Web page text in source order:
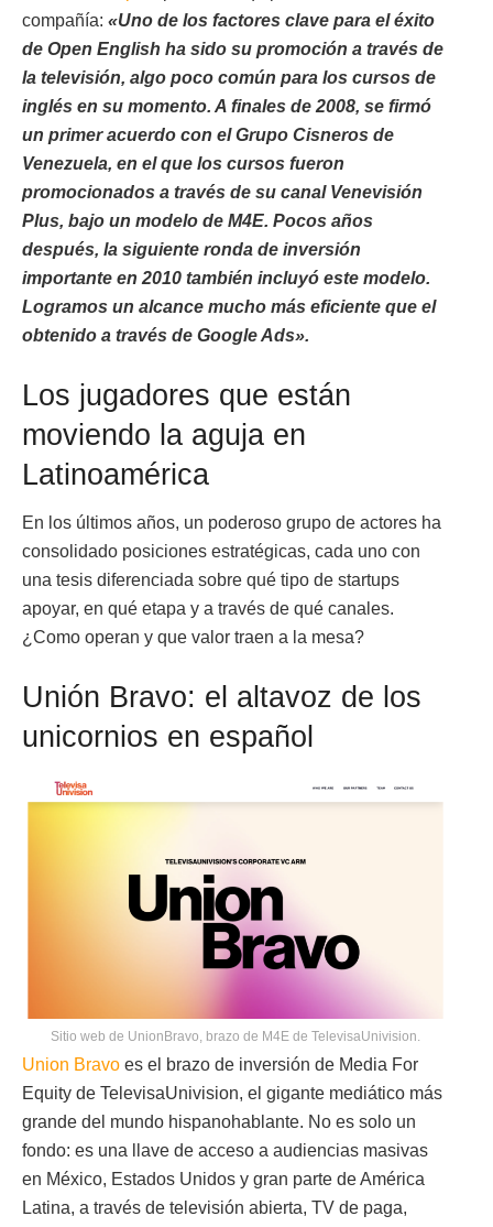
compañía: «Uno de los factores clave para el éxito
de Open English ha sido su promoción a través de
la televisión, algo poco común para los cursos de
inglés en su momento. A finales de 2008, se firmó
un primer acuerdo con el Grupo Cisneros de
Venezuela, en el que los cursos fueron
promocionados a través de su canal Venevisión
Plus, bajo un modelo de M4E. Pocos años
después, la siguiente ronda de inversión
importante en 2010 también incluyó este modelo.
Logramos un alcance mucho más eficiente que el
obtenido a través de Google Ads».
Los jugadores que están
moviendo la aguja en
Latinoamérica
En los últimos años, un poderoso grupo de actores ha
consolidado posiciones estratégicas, cada uno con
una tesis diferenciada sobre qué tipo de startups
apoyar, en qué etapa y a través de qué canales.
¿Como operan y que valor traen a la mesa?
Unión Bravo: el altavoz de los
unicornios en español
Sitio web de UnionBravo, brazo de M4E de TelevisaUnivision.
Union Bravo es el brazo de inversión de Media For
Equity de TelevisaUnivision, el gigante mediático más
grande del mundo hispanohablante. No es solo un
fondo: es una llave de acceso a audiencias masivas
en México, Estados Unidos y gran parte de América
Latina, a través de televisión abierta, TV de paga,